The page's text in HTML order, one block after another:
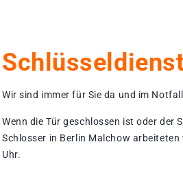
Wir sind immer für Sie da und im
Wenn die Tür geschlossen ist oder der
Schlosser in Berlin Malchow
Uhr.